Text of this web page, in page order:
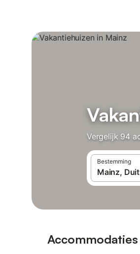
Vergelijk 94
Bestemming